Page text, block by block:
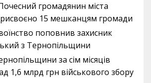
громадянин міста
15 мешканцям громади
поповнив захисник
з Тернопільщини
за сім місяців
1,6 млрд грн військового збору